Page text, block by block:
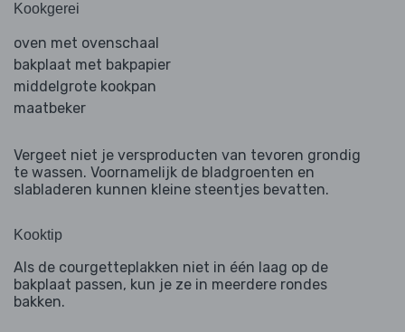
Kookgerei
oven met ovenschaal
bakplaat met bakpapier
middelgrote kookpan
maatbeker
Vergeet niet je versproducten van tevoren grondig
te wassen. Voornamelijk de bladgroenten en
slabladeren kunnen kleine steentjes bevatten.
Kooktip
Als de courgetteplakken niet in één laag op de
bakplaat passen, kun je ze in meerdere rondes
bakken.